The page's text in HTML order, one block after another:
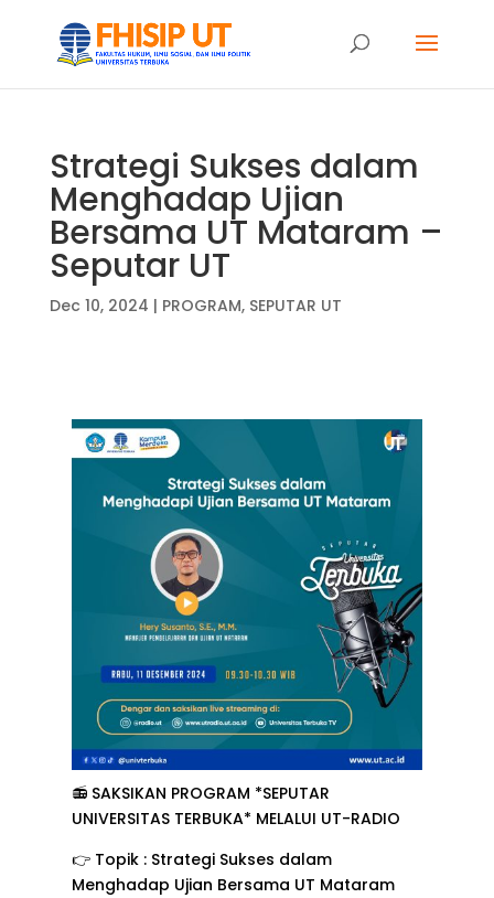
Strategi Sukses dalam
Menghadap Ujian
Bersama UT Mataram –
Seputar UT
Dec 10, 2024 | PROGRAM, SEPUTAR UT
📻 SAKSIKAN PROGRAM *SEPUTAR
UNIVERSITAS TERBUKA* MELALUI UT-RADIO
👉 Topik : Strategi Sukses dalam
Menghadap Ujian Bersama UT Mataram